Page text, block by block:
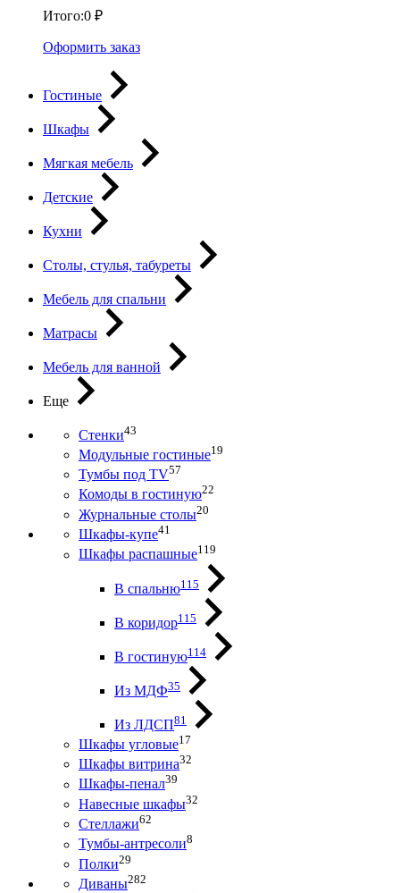
Итого:0 ₽
Оформить заказ
Гостиные
Шкафы
Мягкая мебель
Детские
Кухни
Столы, стулья, табуреты
Мебель для спальни
Матрасы
Мебель для ванной
Еще
Стенки43
Модульные гостиные19
Тумбы под ТV57
Комоды в гостиную22
Журнальные столы20
Шкафы-купе41
Шкафы распашные119
В спальню115
В коридор115
В гостиную114
Из МДФ35
Из ЛДСП81
Шкафы угловые17
Шкафы витрина32
Шкафы-пенал39
Навесные шкафы32
Стеллажи62
Тумбы-антресоли8
Полки29
Диваны282